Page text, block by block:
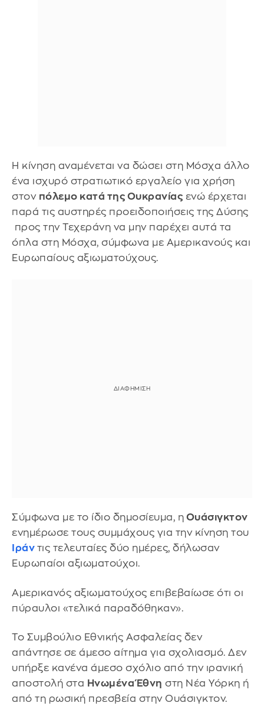
Η κίνηση αναμένεται να δώσει στη Μόσχα άλλο
ένα ισχυρό στρατιωτικό εργαλείο για χρήση
στον πόλεμο κατά της Ουκρανίας ενώ έρχεται
παρά τις αυστηρές προειδοποιήσεις της Δύσης
προς την Τεχεράνη να μην παρέχει αυτά τα
όπλα στη Μόσχα, σύμφωνα με Αμερικανούς και
Ευρωπαίους αξιωματούχους.
Σύμφωνα με το ίδιο δημοσίευμα, η Ουάσιγκτον
ενημέρωσε τους συμμάχους για την κίνηση του
Ιράν τις τελευταίες δύο ημέρες, δήλωσαν
Ευρωπαίοι αξιωματούχοι.
Αμερικανός αξιωματούχος επιβεβαίωσε ότι οι
πύραυλοι «τελικά παραδόθηκαν».
Το Συμβούλιο Εθνικής Ασφαλείας δεν
απάντησε σε άμεσο αίτημα για σχολιασμό. Δεν
υπήρξε κανένα άμεσο σχόλιο από την ιρανική
αποστολή στα Ηνωμένα Έθνη στη Νέα Υόρκη ή
από τη ρωσική πρεσβεία στην Ουάσιγκτον.